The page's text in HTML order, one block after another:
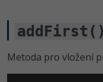
addFirst()
Metoda pro vložení